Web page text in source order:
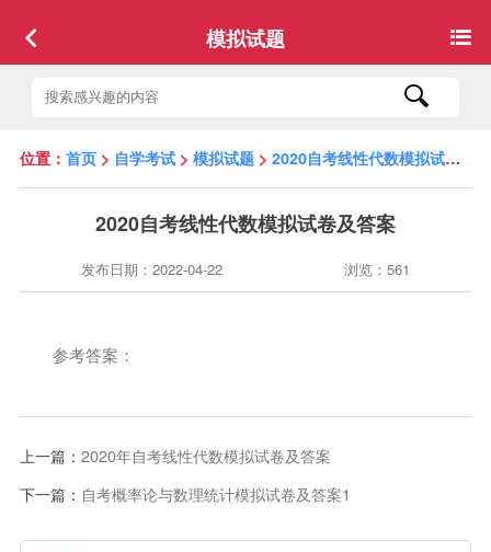
模拟试题
位置： 首页> 自学考试> 模拟试题> 2020自考线性代数模拟试卷及答案
2020自考线性代数模拟试卷及答案
发布日期：2022-04-22 浏览：561
参考答案：
上一篇： 2020年自考线性代数模拟试卷及答案
下一篇： 自考概率论与数理统计模拟试卷及答案1